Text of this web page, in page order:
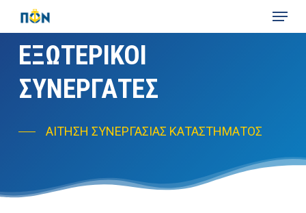
main
content
Menu
ΕΞΩΤΕΡΙΚΟΙ
ΣΥΝΕΡΓΑΤΕΣ
ΑΙΤΗΣΗ ΣΥΝΕΡΓΑΣΙΑΣ ΚΑΤΑΣΤΗΜΑΤΟΣ